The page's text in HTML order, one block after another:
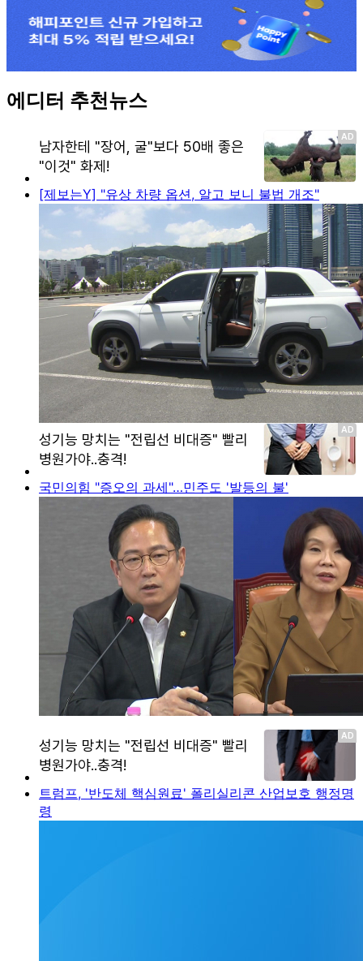
에디터 추천뉴스
[제보는Y] "유상 차량 옵션, 알고 보니 불법 개조"
국민의힘 "증오의 과세"…민주도 '발등의 불'
트럼프, '반도체 핵심원료' 폴리실리콘 산업보호 행정명
령